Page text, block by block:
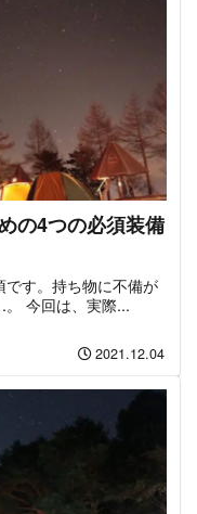
の4つの必須装備
す。持ち物に不備が
今回は、実際...
2021.12.04